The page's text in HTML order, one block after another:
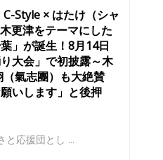
Style × はたけ（シャ
更津をテーマにした
」が誕生！8月14日
大会」で初披露～木
氣志團）も大絶賛
いします」と後押
と応援団とし ...